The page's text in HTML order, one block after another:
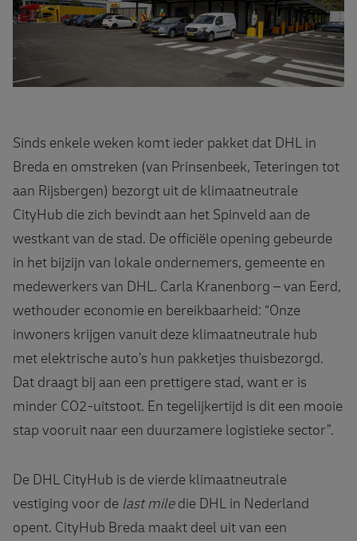
Sinds enkele weken komt ieder pakket dat DHL in
Breda en omstreken (van Prinsenbeek, Teteringen tot
aan Rijsbergen) bezorgt uit de klimaatneutrale
CityHub die zich bevindt aan het Spinveld aan de
westkant van de stad. De officiële opening gebeurde
in het bijzijn van lokale ondernemers, gemeente en
medewerkers van DHL. Carla Kranenborg – van Eerd,
wethouder economie en bereikbaarheid: “Onze
inwoners krijgen vanuit deze klimaatneutrale hub
met elektrische auto’s hun pakketjes thuisbezorgd.
Dat draagt bij aan een prettigere stad, want er is
minder CO2-uitstoot. En tegelijkertijd is dit een mooie
stap vooruit naar een duurzamere logistieke sector”.
De DHL CityHub is de vierde klimaatneutrale
vestiging voor de last miledie DHL in Nederland
opent. CityHub Breda maakt deel uit van een